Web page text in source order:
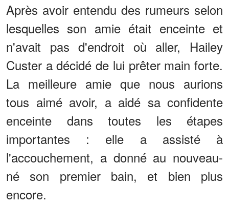
Après avoir entendu des rumeurs selon
lesquelles son amie était enceinte et
n'avait pas d'endroit où aller, Hailey
Custer a décidé de lui prêter main forte.
La meilleure amie que nous aurions
tous aimé avoir, a aidé sa confidente
enceinte dans toutes les étapes
importantes : elle a assisté à
l'accouchement, a donné au nouveau-
né son premier bain, et bien plus
encore.